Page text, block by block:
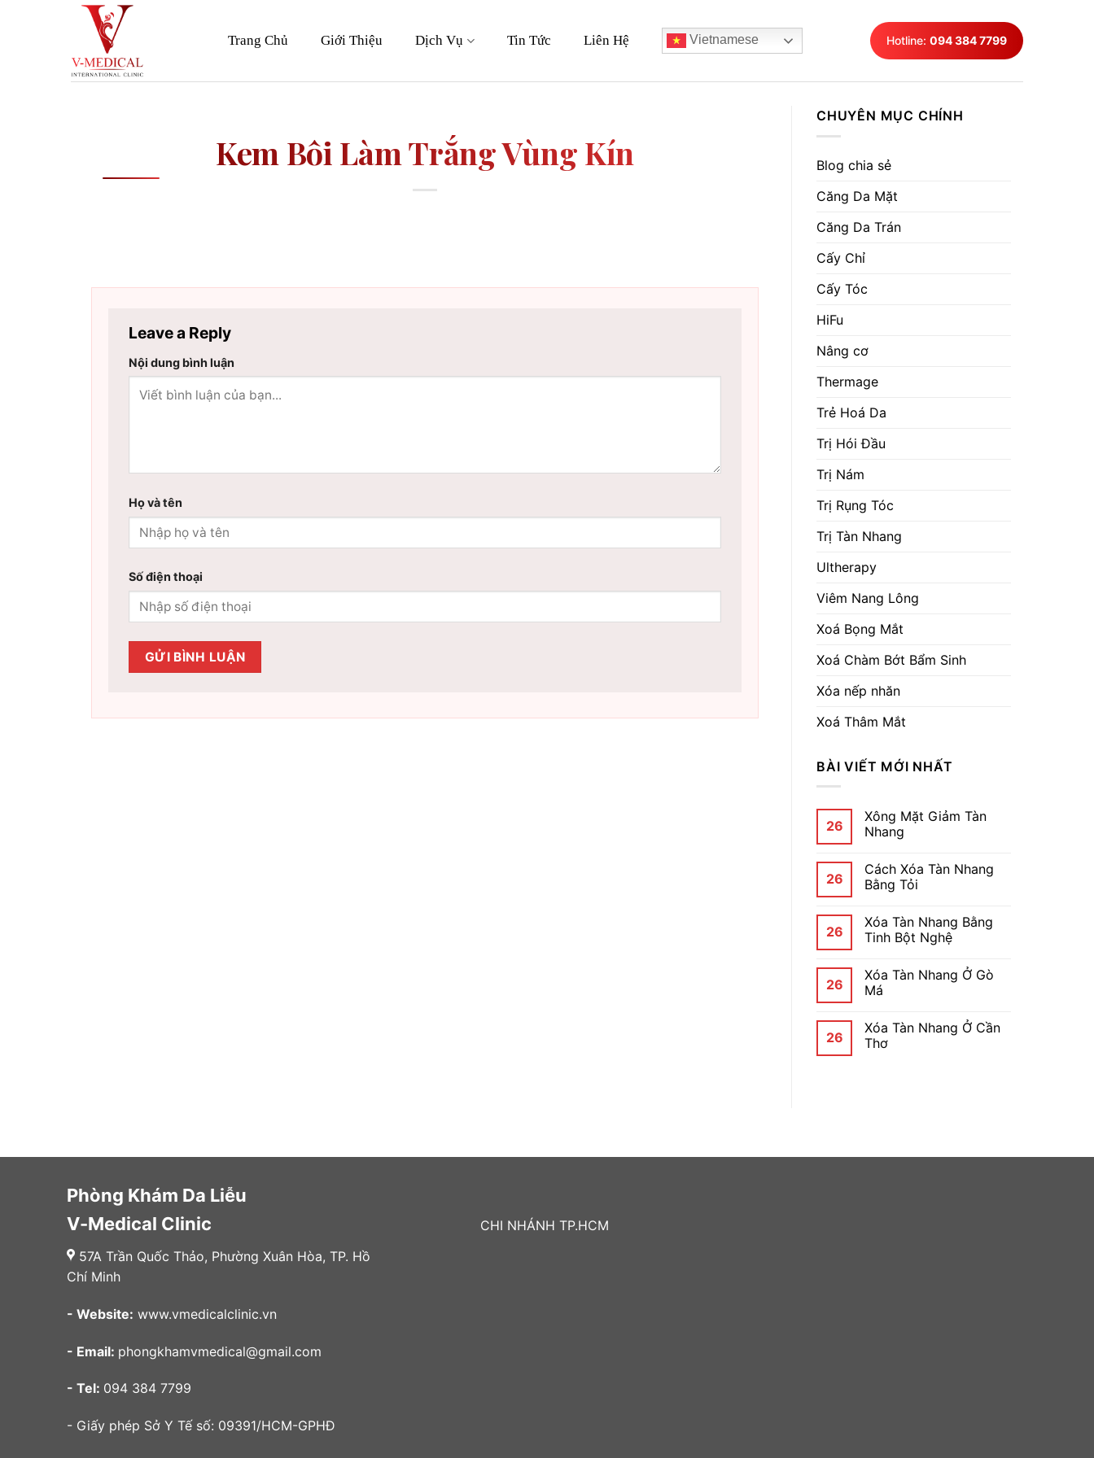
Trang Chủ Giới Thiệu Dịch Vụ Tin Tức Liên Hệ Vietnamese Hotline: 094 384 7799
Kem Bôi Làm Trắng Vùng Kín
Leave a Reply
Nội dung bình luận
Họ và tên
Số điện thoại
CHUYÊN MỤC CHÍNH
Blog chia sẻ
Căng Da Mặt
Căng Da Trán
Cấy Chỉ
Cấy Tóc
HiFu
Nâng cơ
Thermage
Trẻ Hoá Da
Trị Hói Đầu
Trị Nám
Trị Rụng Tóc
Trị Tàn Nhang
Ultherapy
Viêm Nang Lông
Xoá Bọng Mắt
Xoá Chàm Bớt Bẩm Sinh
Xóa nếp nhăn
Xoá Thâm Mắt
BÀI VIẾT MỚI NHẤT
26
Xông Mặt Giảm Tàn
Nhang
26
Cách Xóa Tàn Nhang
Bằng Tỏi
26
Xóa Tàn Nhang Bằng
Tinh Bột Nghệ
26
Xóa Tàn Nhang Ở Gò
Má
26
Xóa Tàn Nhang Ở Cần
Thơ
Phòng Khám Da Liễu
V-Medical Clinic
57A Trần Quốc Thảo, Phường Xuân Hòa, TP. Hồ
Chí Minh
- Website: www.vmedicalclinic.vn
- Email: phongkhamvmedical@gmail.com
- Tel: 094 384 7799
- Giấy phép Sở Y Tế số: 09391/HCM-GPHĐ
CHI NHÁNH TP.HCM